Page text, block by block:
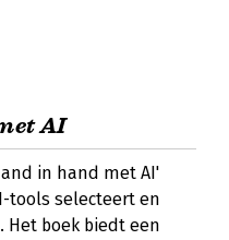
AI
in hand met AI'
tools selecteert en
boek biedt een